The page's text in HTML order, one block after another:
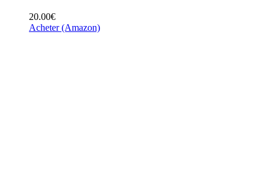
20.00€
Acheter (Amazon)